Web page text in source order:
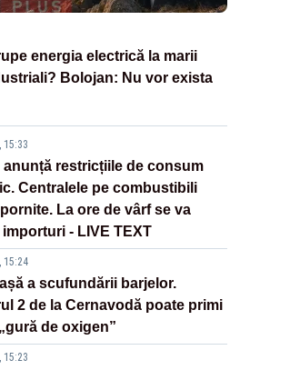
energia electrică la marii
Bolojan: Nu vor exista
15:33
anunță restricțiile de consum
Centralele pe combustibili
La ore de vârf se va
- LIVE TEXT
15:24
a scufundării barjelor.
2 de la Cernavodă poate primi
de oxigen”
15:23